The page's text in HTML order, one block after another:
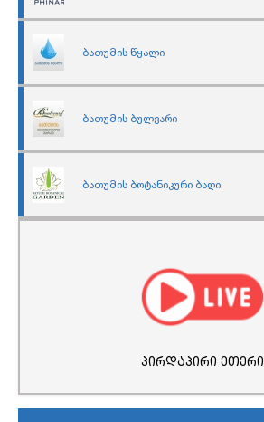
ბათუმის წყალი
ბათუმის ბულვარი
ბათუმის ბოტანიკური ბაღი
პირდაპირი ეთერი